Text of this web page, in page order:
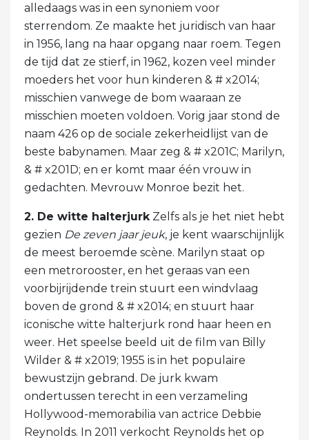
alledaags was in een synoniem voor
sterrendom. Ze maakte het juridisch van haar
in 1956, lang na haar opgang naar roem. Tegen
de tijd dat ze stierf, in 1962, kozen veel minder
moeders het voor hun kinderen & # x2014;
misschien vanwege de bom waaraan ze
misschien moeten voldoen. Vorig jaar stond de
naam 426 op de sociale zekerheidlijst van de
beste babynamen. Maar zeg & # x201C; Marilyn,
& # x201D; en er komt maar één vrouw in
gedachten. Mevrouw Monroe bezit het.
2. De witte halterjurkZelfs als je het niet hebt
gezien De zeven jaar jeuk, je kent waarschijnlijk
de meest beroemde scène. Marilyn staat op
een metrorooster, en het geraas van een
voorbijrijdende trein stuurt een windvlaag
boven de grond & # x2014; en stuurt haar
iconische witte halterjurk rond haar heen en
weer. Het speelse beeld uit de film van Billy
Wilder & # x2019; 1955 is in het populaire
bewustzijn gebrand. De jurk kwam
ondertussen terecht in een verzameling
Hollywood-memorabilia van actrice Debbie
Reynolds. In 2011 verkocht Reynolds het op